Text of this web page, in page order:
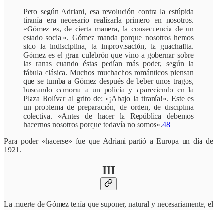
Pero según Adriani, esa revolución contra la estúpida
tiranía era necesario realizarla primero en nosotros.
«Gómez es, de cierta manera, la consecuencia de un
estado social». Gómez manda porque nosotros hemos
sido la indisciplina, la improvisación, la guachafita.
Gómez es el gran culebrón que vino a gobernar sobre
las ranas cuando éstas pedían más poder, según la
fábula clásica. Muchos muchachos románticos piensan
que se tumba a Gómez después de beber unos tragos,
buscando camorra a un policía y apareciendo en la
Plaza Bolívar al grito de: «¡Abajo la tiranía!». Este es
un problema de preparación, de orden, de disciplina
colectiva. «Antes de hacer la República debemos
hacernos nosotros porque todavía no somos».48
Para poder «hacerse» fue que Adriani partió a Europa un día de
1921.
III
La muerte de Gómez tenía que suponer, natural y necesariamente, el